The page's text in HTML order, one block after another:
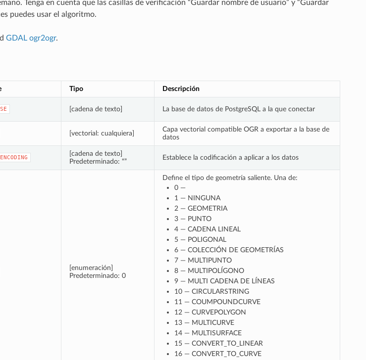
Tenga en cuenta que las casillas de verificación “Guardar nombre de usuario” y “Guardar
puedes usar el algoritmo.
GDAL ogr2ogr.
Tipo Descripción
[cadena de texto] La base de datos de PostgreSQL a la que conectar
[vectorial: cualquiera]
Capa vectorial compatible OGR a exportar a la base de
datos
[cadena de texto]
Predeterminado: “”
Establece la codificación a aplicar a los datos
[enumeración]
Predeterminado: 0
Define el tipo de geometría saliente. Una de:
0 —
1 — NINGUNA
2 — GEOMETRIA
3 — PUNTO
4 — CADENA LINEAL
5 — POLIGONAL
6 — COLECCIÓN DE GEOMETRÍAS
7 — MULTIPUNTO
8 — MULTIPOLÍGONO
9 — MULTI CADENA DE LÍNEAS
10 — CIRCULARSTRING
11 — COUMPOUNDCURVE
12 — CURVEPOLYGON
13 — MULTICURVE
14 — MULTISURFACE
15 — CONVERT_TO_LINEAR
16 — CONVERT_TO_CURVE